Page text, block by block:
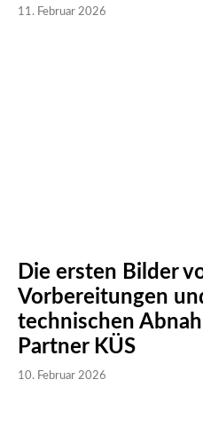
11. Februar 2026
Die ersten Bilder
Vorbereitungen
technischen
Partner KÜS
10. Februar 2026